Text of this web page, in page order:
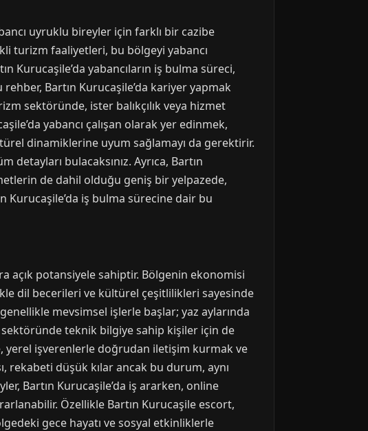
uyruklu bireyler için farklı bir cazibe
turizm faaliyetleri, bu bölgeyi yabancı
Kurucaşile’da yabancıların iş bulma süreci,
Bartın Kurucaşile’da kariyer yapmak
sektöründe, ister balıkçılık veya hizmet
yabancı çalışan olarak yer edinmek,
dinamiklerine uyum sağlamayı da gerektirir.
bulacaksınız. Ayrıca, Bartın
de dahil olduğu geniş bir yelpazede,
Kurucaşile’da iş bulma sürecine dair bu
açık potansiyele sahiptir. Bölgenin ekonomisi
dil becerileri ve kültürel çeşitlilikleri sayesinde
mevsimsel işlerle başlar; yaz aylarında
sektöründe teknik bilgiye sahip kişiler için de
yerel işverenlerle doğrudan iletişim kurmak ve
rekabeti düşük kılar ancak bu durum, aynı
Bartın Kurucaşile’da iş ararken, online
Özellikle Bartın Kurucaşile escort,
gece hayatı ve sosyal etkinliklerle